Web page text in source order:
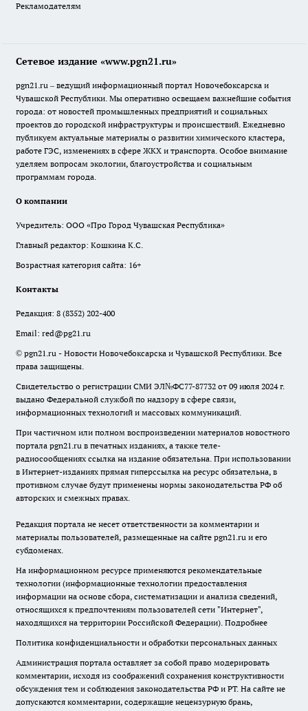
Рекламодателям
Сетевое издание «www.pgn21.ru»
pgn21.ru – ведущий информационный портал Новочебоксарска и
Чувашской Республики. Мы оперативно освещаем важнейшие события
города: от новостей промышленных предприятий и социальных
проектов до городской инфраструктуры и происшествий. Ежедневно
публикуем актуальные материалы о развитии химического кластера,
работе ГЭС, изменениях в сфере ЖКХ и транспорта. Особое внимание
уделяем вопросам экологии, благоустройства и социальным
программам города.
О компании
Учредитель: ООО «Про Город Чувашская Республика»
Главный редактор: Кошкина К.С.
Возрастная категория сайта: 16+
Контакты
Редакция: 8 (8352) 202-400
Email: red@pg21.ru
© pgn21.ru - Новости Новочебоксарска и Чувашской Республики. Все
права защищены.
Свидетельство о регистрации СМИ ЭЛ№ФС77-87732 от 09 июля 2024 г.
выдано Федеральной службой по надзору в сфере связи,
информационных технологий и массовых коммуникаций.
При частичном или полном воспроизведении материалов новостного
портала pgn21.ru в печатных изданиях, а также теле-
радиосообщениях ссылка на издание обязательна. При использовании
в Интернет-изданиях прямая гиперссылка на ресурс обязательна, в
противном случае будут применены нормы законодательства РФ об
авторских и смежных правах.
Редакция портала не несет ответственности за комментарии и
материалы пользователей, размещенные на сайте pgn21.ru и его
субдоменах.
На информационном ресурсе применяются рекомендательные
технологии (информационные технологии предоставления
информации на основе сбора, систематизации и анализа сведений,
относящихся к предпочтениям пользователей сети "Интернет",
находящихся на территории Российской Федерации). Подробнее
Политика конфиденциальности и обработки персональных данных
Администрация портала оставляет за собой право модерировать
комментарии, исходя из соображений сохранения конструктивности
обсуждения тем и соблюдения законодательства РФ и РТ. На сайте не
допускаются комментарии, содержащие нецензурную брань,